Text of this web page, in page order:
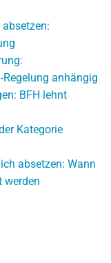
anhängig
BFH lehnt
Kategorie
absetzen: Wann
werden